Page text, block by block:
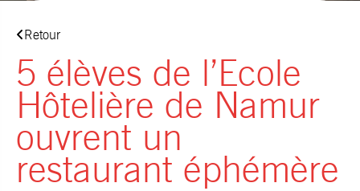
Retour
5 élèves de l’Ecole
Hôtelière de Namur
ouvrent un
restaurant éphémère